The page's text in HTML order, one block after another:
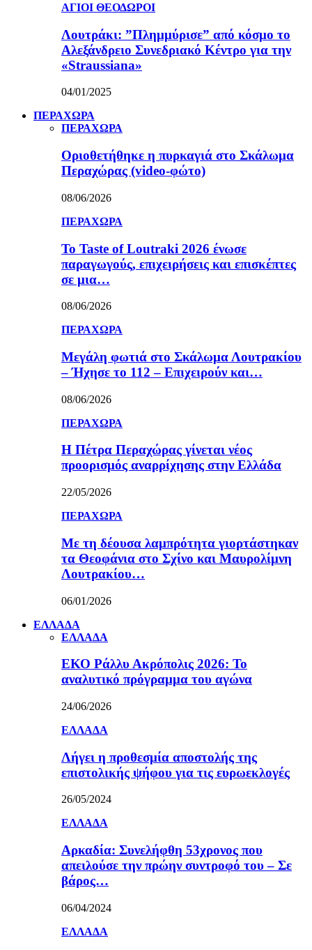
ΑΓΙΟΙ ΘΕΟΔΩΡΟΙ
Λουτράκι: ”Πλημμύρισε” από κόσμο το
Αλεξάνδρειο Συνεδριακό Κέντρο για την
«Straussiana»
04/01/2025
ΠΕΡΑΧΩΡΑ
ΠΕΡΑΧΩΡΑ
Οριοθετήθηκε η πυρκαγιά στο Σκάλωμα
Περαχώρας (video-φώτο)
08/06/2026
ΠΕΡΑΧΩΡΑ
Το Taste of Loutraki 2026 ένωσε
παραγωγούς, επιχειρήσεις και επισκέπτες
σε μια…
08/06/2026
ΠΕΡΑΧΩΡΑ
Μεγάλη φωτιά στο Σκάλωμα Λουτρακίου
– Ήχησε το 112 – Επιχειρούν και…
08/06/2026
ΠΕΡΑΧΩΡΑ
Η Πέτρα Περαχώρας γίνεται νέος
προορισμός αναρρίχησης στην Ελλάδα
22/05/2026
ΠΕΡΑΧΩΡΑ
Με τη δέουσα λαμπρότητα γιορτάστηκαν
τα Θεοφάνια στο Σχίνο και Μαυρολίμνη
Λουτρακίου…
06/01/2026
ΕΛΛΑΔΑ
ΕΛΛΑΔΑ
ΕΚΟ Ράλλυ Ακρόπολις 2026: Το
αναλυτικό πρόγραμμα του αγώνα
24/06/2026
ΕΛΛΑΔΑ
Λήγει η προθεσμία αποστολής της
επιστολικής ψήφου για τις ευρωεκλογές
26/05/2024
ΕΛΛΑΔΑ
Αρκαδία: Συνελήφθη 53χρονος που
απειλούσε την πρώην συντροφό του – Σε
βάρος…
06/04/2024
ΕΛΛΑΔΑ